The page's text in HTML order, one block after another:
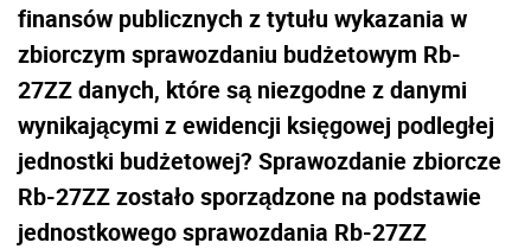
finansów publicznych z tytułu wykazania w
zbiorczym sprawozdaniu budżetowym Rb-
27ZZ danych, które są niezgodne z danymi
wynikającymi z ewidencji księgowej podległej
jednostki budżetowej? Sprawozdanie zbiorcze
Rb-27ZZ zostało sporządzone na podstawie
jednostkowego sprawozdania Rb-27ZZ